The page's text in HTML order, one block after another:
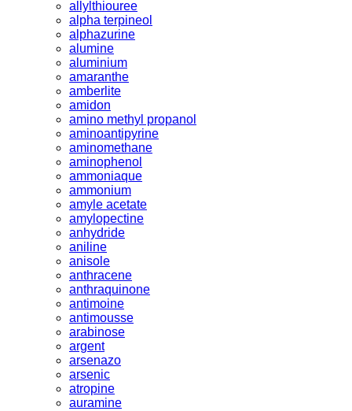
allylthiouree
alpha terpineol
alphazurine
alumine
aluminium
amaranthe
amberlite
amidon
amino methyl propanol
aminoantipyrine
aminomethane
aminophenol
ammoniaque
ammonium
amyle acetate
amylopectine
anhydride
aniline
anisole
anthracene
anthraquinone
antimoine
antimousse
arabinose
argent
arsenazo
arsenic
atropine
auramine